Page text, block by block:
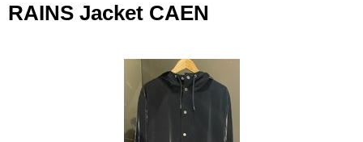
RAINS Jacket CAEN